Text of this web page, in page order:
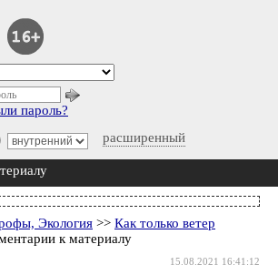
расширенный
пароль?
Экология >> Как только ветер
к материалу
15.08.2021 16:41:12